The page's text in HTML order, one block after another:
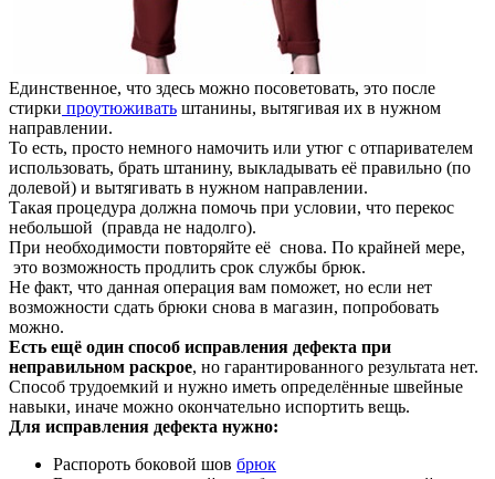
Единственное, что здесь можно посоветовать, это после
стирки проутюживать штанины, вытягивая их в нужном
направлении.
То есть, просто немного намочить или утюг с отпаривателем
использовать, брать штанину, выкладывать её правильно (по
долевой) и вытягивать в нужном направлении.
Такая процедура должна помочь при условии, что перекос
небольшой (правда не надолго).
При необходимости повторяйте её снова. По крайней мере,
это возможность продлить срок службы брюк.
Не факт, что данная операция вам поможет, но если нет
возможности сдать брюки снова в магазин, попробовать
можно.
Есть ещё один способ исправления дефекта при
неправильном раскрое, но гарантированного результата нет.
Способ трудоемкий и нужно иметь определённые швейные
навыки, иначе можно окончательно испортить вещь.
Для исправления дефекта нужно:
Распороть боковой шов брюк